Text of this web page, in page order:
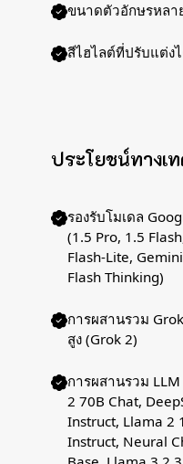
ขนาดตัวอักษรหลา
สีไฮไลต์ที่ปรับแต่ง
ประโยชน์ทางเ
รองรับโมเดล
(1.5 Pro, 1.5
Flash-Lite,
Flash Thinking)
การผสานรวม
สูง (Grok 2)
การผสานรวม
2 70B Chat,
Instruct, Llama 2
Instruct, Neural